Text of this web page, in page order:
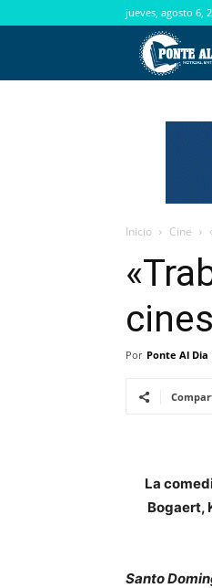
jueves, agosto 6,
Inicio Cine
Por Ponte Al Dia
La
Bogaert,
Santo